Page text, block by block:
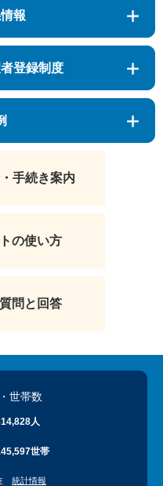
報
登録制度
手続き案内
の使い方
問と回答
・世帯数
人
世帯
統計情報